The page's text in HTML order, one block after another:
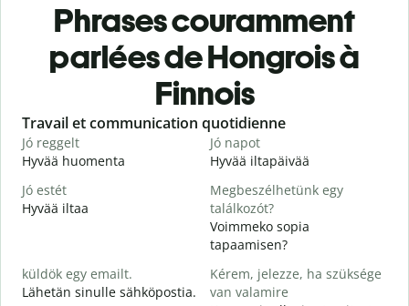
Phrases couramment
parlées de Hongrois à
Finnois
Slide 1 of 6
Travail et communication quotidienne
Jó reggelt
Hyvää huomenta
Jó napot
Hyvää iltapäivää
Jó estét
Hyvää iltaa
Megbeszélhetünk egy
találkozót?
Voimmeko sopia
tapaamisen?
küldök egy emailt.
Lähetän sinulle sähköpostia.
Kérem, jelezze, ha szüksége
van valamire